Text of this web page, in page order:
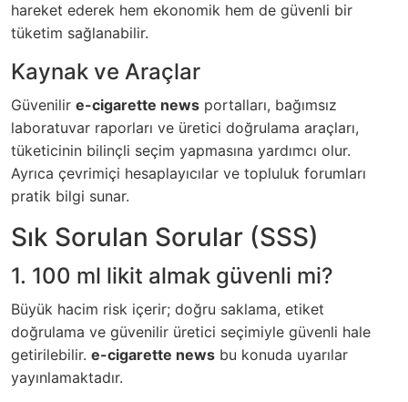
hareket ederek hem ekonomik hem de güvenli bir
tüketim sağlanabilir.
Kaynak ve Araçlar
Güvenilir e-cigarette news portalları, bağımsız
laboratuvar raporları ve üretici doğrulama araçları,
tüketicinin bilinçli seçim yapmasına yardımcı olur.
Ayrıca çevrimiçi hesaplayıcılar ve topluluk forumları
pratik bilgi sunar.
Sık Sorulan Sorular (SSS)
1. 100 ml likit almak güvenli mi?
Büyük hacim risk içerir; doğru saklama, etiket
doğrulama ve güvenilir üretici seçimiyle güvenli hale
getirilebilir. e-cigarette news bu konuda uyarılar
yayınlamaktadır.